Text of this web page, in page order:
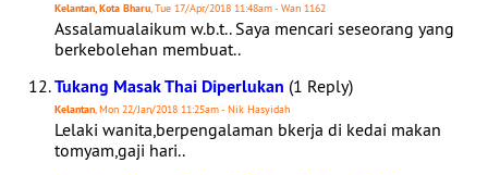
Kelantan, Kota Bharu, Tue 17/Apr/2018 11:48am - Wan 1162
Assalamualaikum w.b.t.. Saya mencari seseorang yang
berkebolehan membuat..
Tukang Masak Thai Diperlukan (1 Reply)
Kelantan, Mon 22/Jan/2018 11:25am - Nik Hasyidah
Lelaki wanita,berpengalaman bkerja di kedai makan
tomyam,gaji hari..